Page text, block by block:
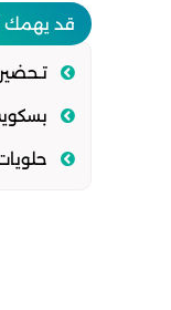
قد يهمك
حلويات العيد حلوة ب